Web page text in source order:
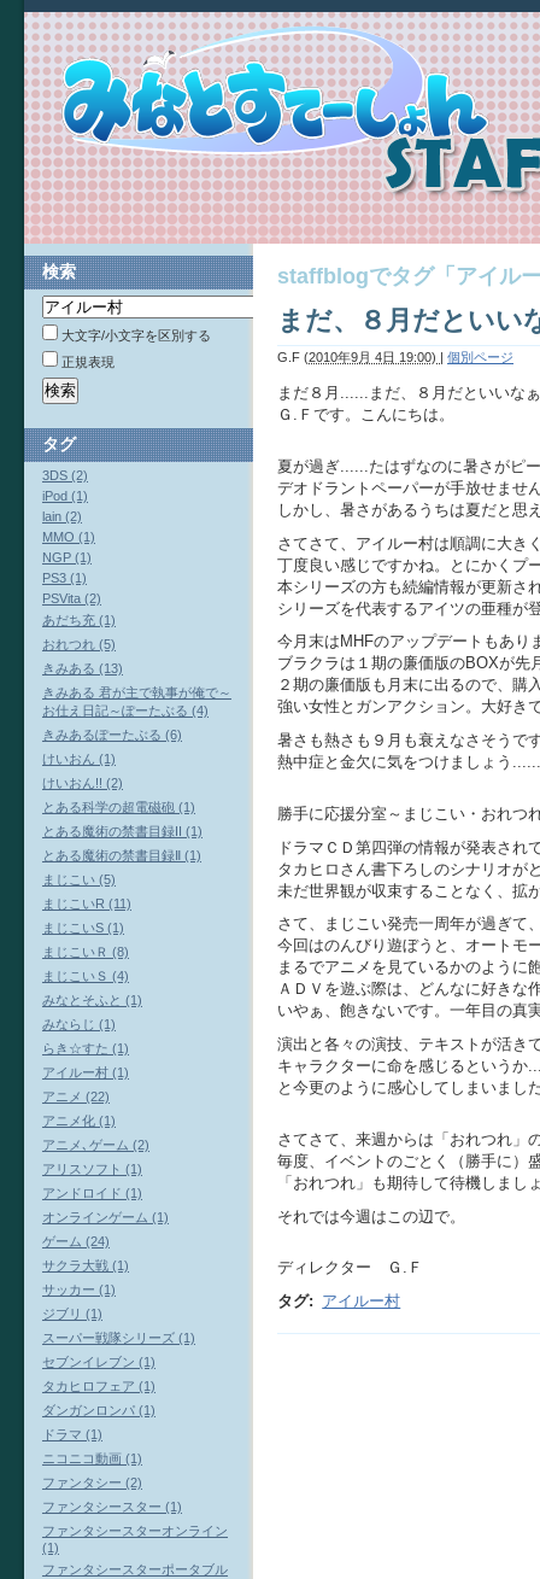
staffblogでタグ「アイル
まだ、８月だといい
G.F (2010年9月 4日 19:00) | 個別ページ
まだ８月......まだ、８月だといいな
Ｇ.Ｆです。こんにちは。
夏が過ぎ......たはずなのに暑さがピ
デオドラントペーパーが手放せませ
しかし、暑さがあるうちは夏だと思
さてさて、アイルー村は順調に大き
丁度良い感じですかね。とにかくプ
本シリーズの方も続編情報が更新さ
シリーズを代表するアイツの亜種が
今月末はMHFのアップデートもあり
ブラクラは１期の廉価版のBOXが先
２期の廉価版も月末に出るので、購
強い女性とガンアクション。大好き
暑さも熱さも９月も衰えなさそうで
熱中症と金欠に気をつけましょう
勝手に応援分室～まじこい・おれ
ドラマＣＤ第四弾の情報が発表され
タカヒロさん書下ろしのシナリオが
未だ世界観が収束することなく、拡
さて、まじこい発売一周年が過ぎて
今回はのんびり遊ぼうと、オートモ
まるでアニメを見ているかのように
ＡＤＶを遊ぶ際は、どんなに好きな
いやぁ、飽きないです。一年目の真
演出と各々の演技、テキストが活き
キャラクターに命を感じるというか
と今更のように感心してしまいまし
さてさて、来週からは「おれつれ」
毎度、イベントのごとく（勝手に）
「おれつれ」も期待して待機しまし
それでは今週はこの辺で。
ディレクター Ｇ.Ｆ
タグ: アイルー村
検索
大文字/小文字を区別する
正規表現
タグ
3DS (2)
iPod (1)
lain (2)
MMO (1)
NGP (1)
PS3 (1)
PSVita (2)
あだち充 (1)
おれつれ (5)
きみある (13)
きみある 君が主で執事が俺で～
お仕え日記～ぽーたぶる (4)
きみあるぽーたぶる (6)
けいおん (1)
けいおん!! (2)
とある科学の超電磁砲 (1)
とある魔術の禁書目録II (1)
とある魔術の禁書目録Ⅱ (1)
まじこい (5)
まじこいR (11)
まじこいS (1)
まじこいＲ (8)
まじこいＳ (4)
みなとそふと (1)
みならじ (1)
らき☆すた (1)
アイルー村 (1)
アニメ (22)
アニメ化 (1)
アニメ､ゲーム (2)
アリスソフト (1)
アンドロイド (1)
オンラインゲーム (1)
ゲーム (24)
サクラ大戦 (1)
サッカー (1)
ジブリ (1)
スーパー戦隊シリーズ (1)
セブンイレブン (1)
タカヒロフェア (1)
ダンガンロンパ (1)
ドラマ (1)
ニコニコ動画 (1)
ファンタシー (2)
ファンタシースター (1)
ファンタシースターオンライン
(1)
ファンタシースターポータブル